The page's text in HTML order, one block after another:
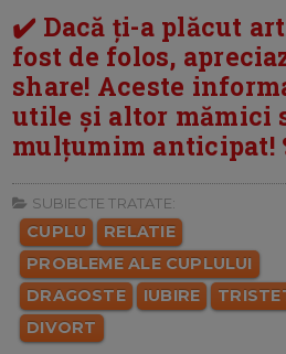
✔️ Dacă ți-a plăcut
fost de folos,
share! Aceste
utile și altor mămici
mulțumim anticipat!
SUBIECTE TRATATE:
CUPLU
RELATIE
PROBLEME ALE CUPLULUI
DRAGOSTE
IUBIRE
DIVORT